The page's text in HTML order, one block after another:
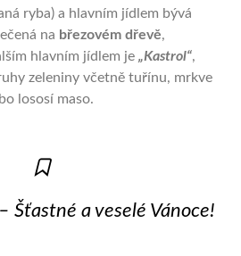
ryba) a hlavním jídlem bývá
na březovém dřevě,
hlavním jídlem je „Kastrol“,
zeleniny včetně tuřínu, mrkve
lososí maso.
Šťastné a veselé Vánoce!